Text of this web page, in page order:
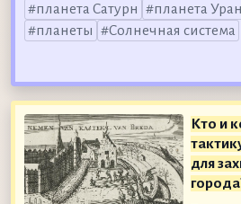
планета Сатурн
планета Уран
планеты
Солнечная система
Кто и
для